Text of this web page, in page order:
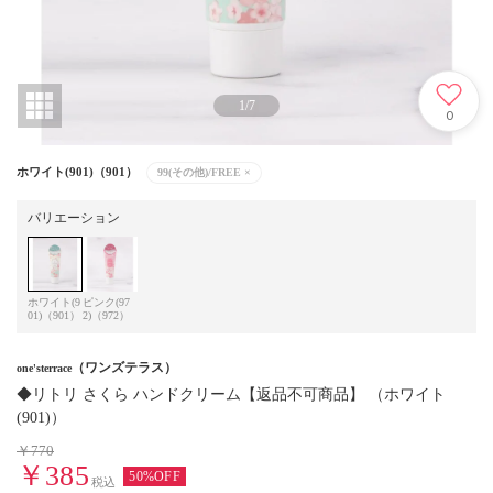
1/7
0
ホワイト(901)（901） 99(その他)/FREE ×
バリエーション
ホワイト(9
01)（901）
ピンク(97
2)（972）
one'sterrace （ワンズテラス）
◆リトリ さくら ハンドクリーム【返品不可商品】 （ホワイト
(901)）
￥770
￥385 税込 50%OFF